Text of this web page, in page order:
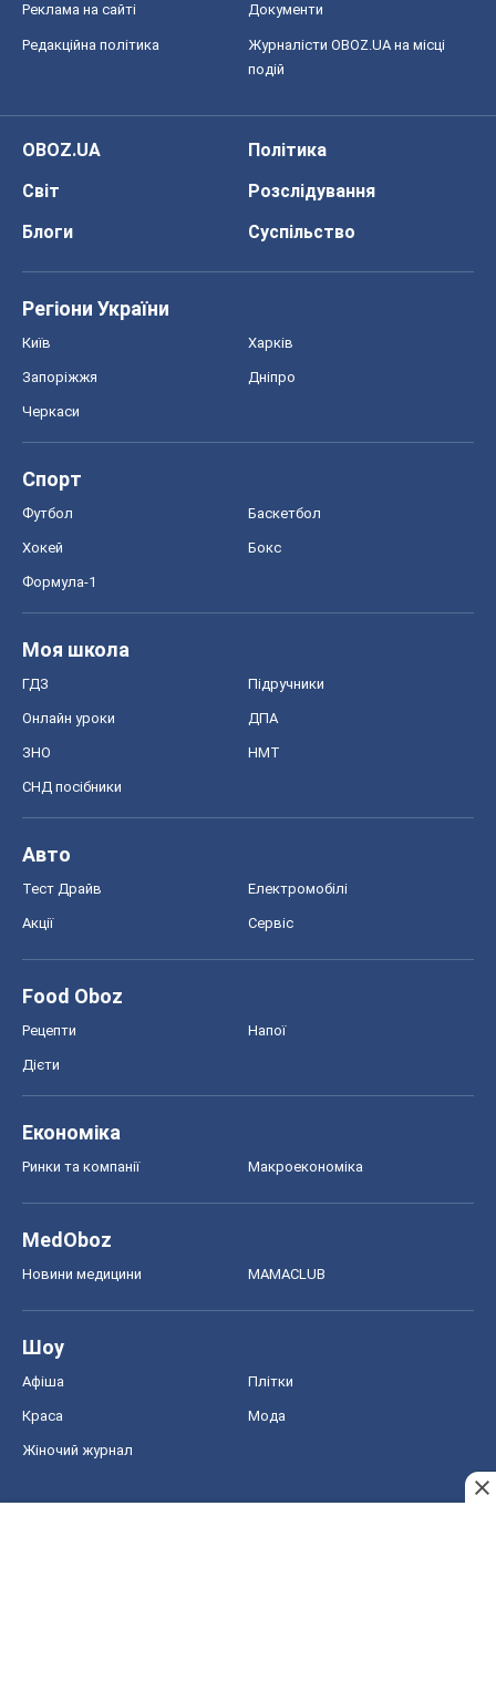
Реклама на сайті Документи
Редакційна політика
Журналісти OBOZ.UA на місці
подій
OBOZ.UA
Політика
Світ
Розслідування
Блоги
Суспільство
Регіони України
Київ Харків
Запоріжжя Дніпро
Черкаси
Спорт
Футбол Баскетбол
Хокей Бокс
Формула-1
Моя школа
ГДЗ Підручники
Онлайн уроки ДПА
ЗНО НМТ
СНД посібники
Авто
Тест Драйв Електромобілі
Акції Сервіс
Food Oboz
Рецепти Напої
Дієти
Економіка
Ринки та компанії Макроекономіка
MedOboz
Новини медицини MAMACLUB
Шоу
Афіша Плітки
Краса Мода
Жіночий журнал